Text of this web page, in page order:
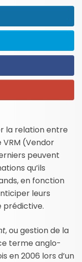
la relation entre
(Vendor
peuvent
qu’ils
en fonction
leurs
prédictive.
, ou gestion de la
terme anglo-
en 2006 lors d’un